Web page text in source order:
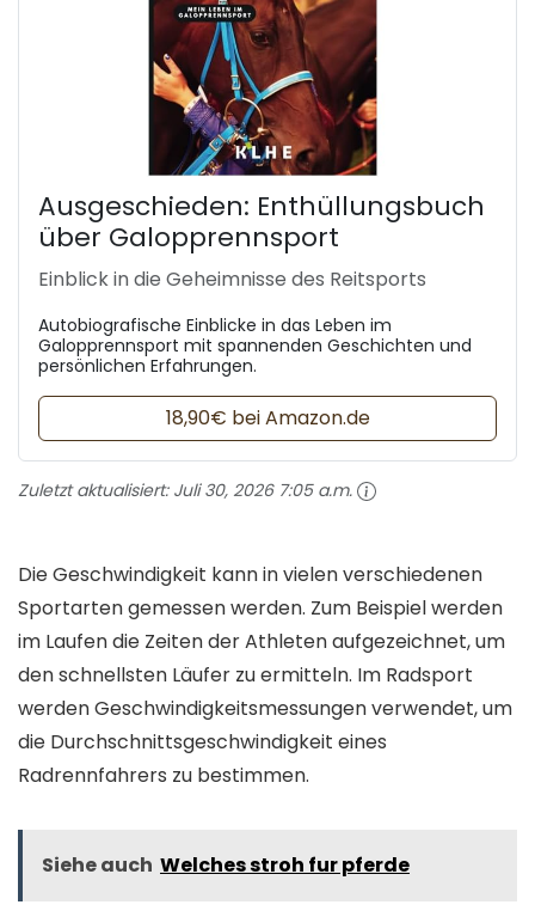
Ausgeschieden: Enthüllungsbuch
über Galopprennsport
Einblick in die Geheimnisse des Reitsports
Autobiografische Einblicke in das Leben im
Galopprennsport mit spannenden Geschichten und
persönlichen Erfahrungen.
18,90€ bei Amazon.de
Zuletzt aktualisiert: Juli 30, 2026 7:05 a.m.
Die Geschwindigkeit kann in vielen verschiedenen
Sportarten gemessen werden. Zum Beispiel werden
im Laufen die Zeiten der Athleten aufgezeichnet, um
den schnellsten Läufer zu ermitteln. Im Radsport
werden Geschwindigkeitsmessungen verwendet, um
die Durchschnittsgeschwindigkeit eines
Radrennfahrers zu bestimmen.
Siehe auch Welches stroh fur pferde